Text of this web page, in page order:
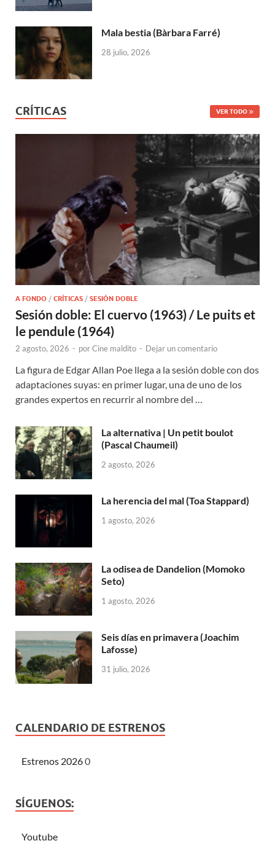
Mala bestia (Bàrbara Farré)
28 julio, 2026
CRÍTICAS VER TODO
A FONDO / CRÍTICAS / SESIÓN DOBLE
Sesión doble: El cuervo (1963) / Le puits et
le pendule (1964)
2 agosto, 2026 - porCine maldito - Dejar un comentario
La figura de Edgar Allan Poe llega a la sesión doble con dos
adaptaciones suyas: en primer lugar, una de uno de los
grandes expertos en recurrir al nombre del …
La alternativa | Un petit boulot
(Pascal Chaumeil)
2 agosto, 2026
La herencia del mal (Toa Stappard)
1 agosto, 2026
La odisea de Dandelion (Momoko
Seto)
1 agosto, 2026
Seis días en primavera (Joachim
Lafosse)
31 julio, 2026
CALENDARIO DE ESTRENOS
Estrenos 20260
SÍGUENOS:
Youtube